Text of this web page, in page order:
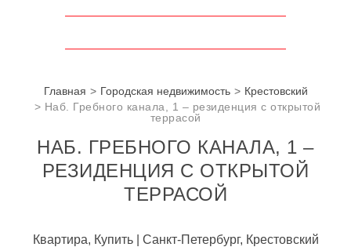
Главная Городская недвижимость
Крестовский
Наб. Гребного канала, 1 – резиденция с открытой
террасой
НАБ. ГРЕБНОГО КАНАЛА, 1 –
РЕЗИДЕНЦИЯ С ОТКРЫТОЙ
ТЕРРАСОЙ
Квартира, Купить | Санкт-Петербург, Крестовский